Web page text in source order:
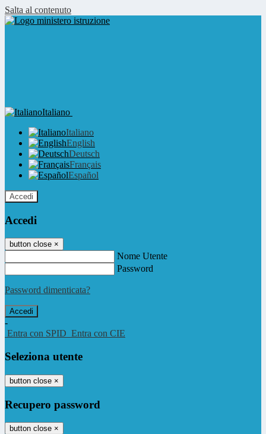
Salta al contenuto
Italiano
Italiano
English
Deutsch
Français
Español
Accedi
Accedi
button close ×
Nome Utente
Password
Password dimenticata?
-
Entra con SPID Entra con CIE
Seleziona utente
button close ×
Recupero password
button close ×